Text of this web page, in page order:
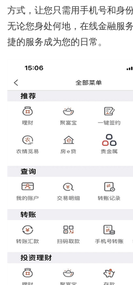
方式，让您只需用手机号和身
无论您身处何地，在线金融服
捷的服务成为您的日常。